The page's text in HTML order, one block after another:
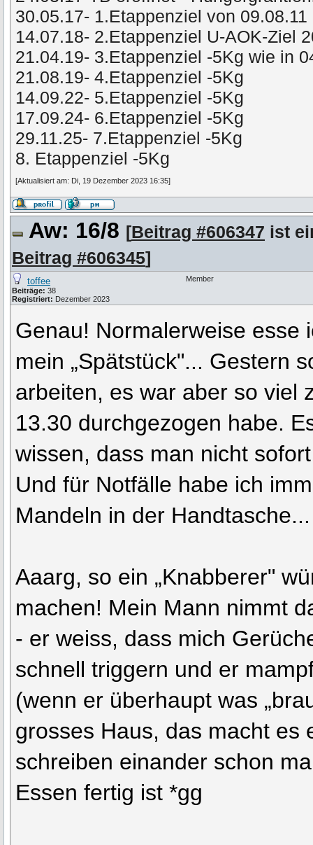
30.05.17- 1.Etappenziel von 09.08.11
14.07.18- 2.Etappenziel U-AOK-Ziel
21.04.19- 3.Etappenziel -5Kg wie in
21.08.19- 4.Etappenziel -5Kg
14.09.22- 5.Etappenziel -5Kg
17.09.24- 6.Etappenziel -5Kg
29.11.25- 7.Etappenziel -5Kg
8. Etappenziel -5Kg
[Aktualisiert am: Di, 19 Dezember 2023 16:35]
Aw: 16/8 [Beitrag #606347 ist
Beitrag #606345]
toffee
Beiträge: 38
Registriert: Dezember 2023
Member
Genau! Normalerweise esse
mein „Spätstück"... Gestern
arbeiten, es war aber so viel
13.30 durchgezogen habe.
wissen, dass man nicht
Und für Notfälle habe ich
Mandeln in der
Aaarg, so ein „Knabberer"
machen! Mein Mann nimmt
- er weiss, dass mich
schnell triggern und er
(wenn er überhaupt was
grosses Haus, das macht es
schreiben einander schon
Essen fertig ist *gg